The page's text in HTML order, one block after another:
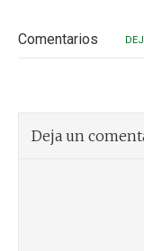
Comentarios
Deja un